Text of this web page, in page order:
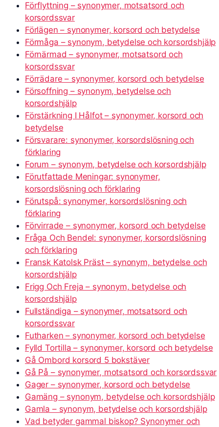
Förflyttning – synonymer, motsatsord och
korsordssvar
Förlägen – synonymer, korsord och betydelse
Förmåga – synonym, betydelse och korsordshjälp
Förnärmad – synonymer, motsatsord och
korsordssvar
Förrädare – synonymer, korsord och betydelse
Försoffning – synonym, betydelse och
korsordshjälp
Förstärkning I Hålfot – synonymer, korsord och
betydelse
Försvarare: synonymer, korsordslösning och
förklaring
Forum – synonym, betydelse och korsordshjälp
Förutfattade Meningar: synonymer,
korsordslösning och förklaring
Förutspå: synonymer, korsordslösning och
förklaring
Förvirrade – synonymer, korsord och betydelse
Fråga Och Bendel: synonymer, korsordslösning
och förklaring
Fransk Katolsk Präst – synonym, betydelse och
korsordshjälp
Frigg Och Freja – synonym, betydelse och
korsordshjälp
Fullständiga – synonymer, motsatsord och
korsordssvar
Futharken – synonymer, korsord och betydelse
Fylld Tortilla – synonymer, korsord och betydelse
Gå Ombord korsord 5 bokstäver
Gå På – synonymer, motsatsord och korsordssvar
Gager – synonymer, korsord och betydelse
Gamäng – synonym, betydelse och korsordshjälp
Gamla – synonym, betydelse och korsordshjälp
Vad betyder gammal biskop? Synonymer och